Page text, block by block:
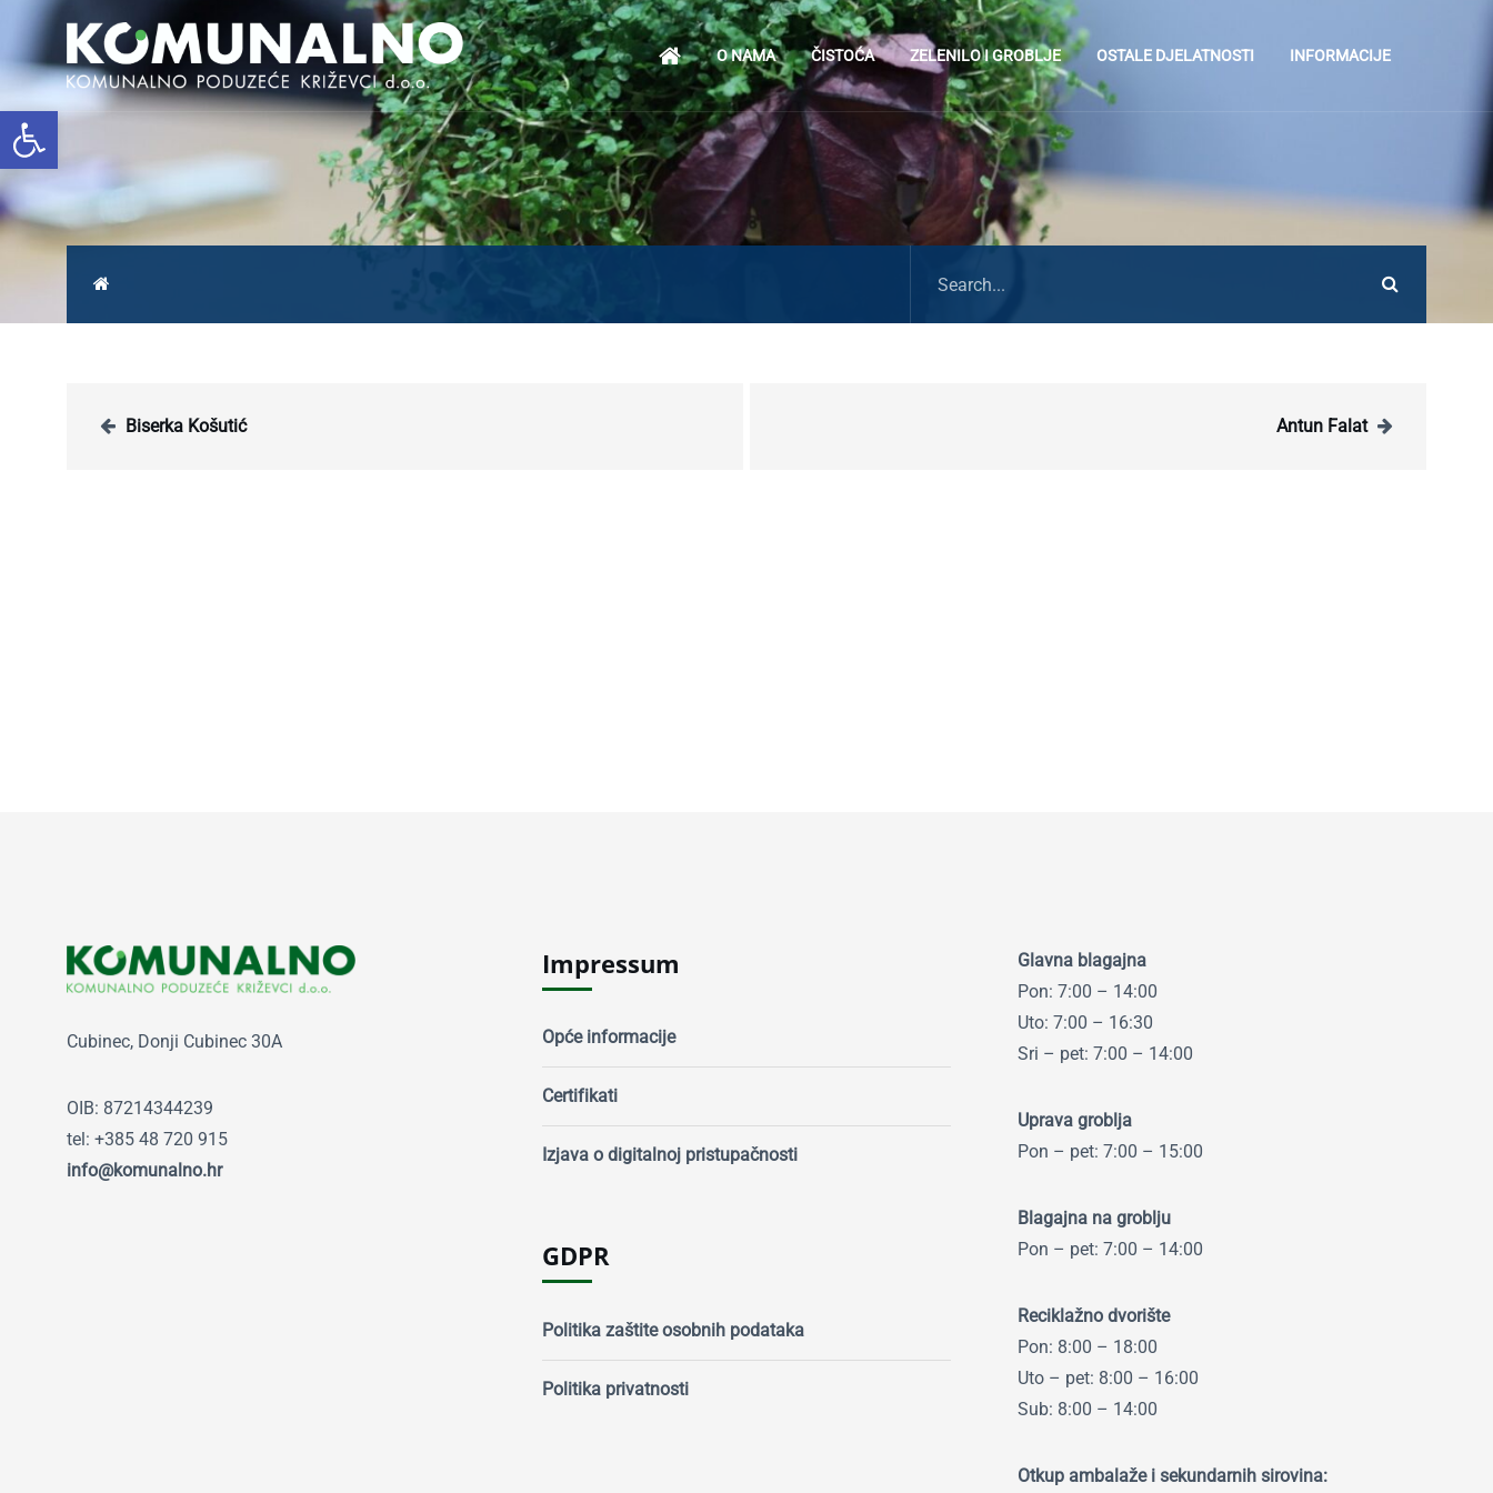
Open toolbar
O NAMA ČISTOĆA ZELENILO I GROBLJE OSTALE DJELATNOSTI INFORMACIJE
Biserka Košutić Antun Falat
Cubinec, Donji Cubinec 30A
OIB: 87214344239
tel: +385 48 720 915
info@komunalno.hr
Impressum
Opće informacije
Certifikati
Izjava o digitalnoj pristupačnosti
GDPR
Politika zaštite osobnih podataka
Politika privatnosti
Glavna blagajna
Pon: 7:00 – 14:00
Uto: 7:00 – 16:30
Sri – pet: 7:00 – 14:00
Uprava groblja
Pon – pet: 7:00 – 15:00
Blagajna na groblju
Pon – pet: 7:00 – 14:00
Reciklažno dvorište
Pon: 8:00 – 18:00
Uto – pet: 8:00 – 16:00
Sub: 8:00 – 14:00
Otkup ambalaže i sekundarnih sirovina: